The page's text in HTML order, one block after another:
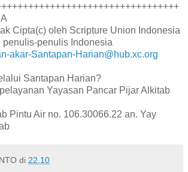
Cipta(c) oleh Scripture Union Indonesia
penulis Indonesia
akar-Santapan-Harian@hub.xc.org
Santapan Harian?
Yayasan Pancar Pijar Alkitab
Pintu Air no. 106.30066.22 an. Yay
di 22.10